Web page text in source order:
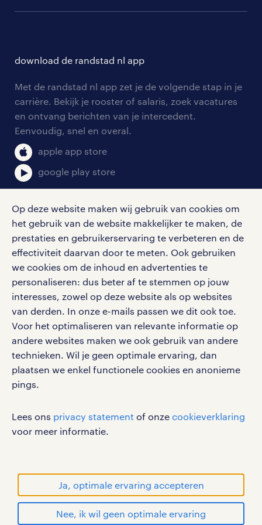
Op deze website maken wij gebruik van cookies om
het gebruik van de website makkelijker te maken, de
prestaties en gebruikerservaring te verbeteren en de
effectiviteit daarvan door te meten. Ook gebruiken
we cookies om de inhoud en advertenties te
personaliseren: dus beter af te stemmen op jouw
interesses, zowel op deze website als op websites
van derden. In onze e-mails passen we dit ook toe.
Voor het optimaliseren van relevante informatie op
andere websites maken we ook gebruik van andere
technieken. Wil je geen optimale ervaring, dan
plaatsen we enkel functionele cookies en anonieme
pings.
Lees ons privacy statement of onze cookieverklaring
voor meer informatie.
Ja, optimale ervaring accepteren
Nee, ik wil geen optimale ervaring
branches
tarieven
personeel gezocht
aanmelden nieuwsbrief
blogs en artikelen
salarischecker
bruto-netto calculator
onze vestigingen
pers
klachten en misstanden
download de randstad nl app
Met de randstad nl app zet je de volgende stap in je
carrière. Bekijk je rooster of salaris, zoek vacatures
en ontvang berichten van je intercedent.
Eenvoudig, snel en overal.
apple app store
google play store
social media
Volg ons voor de leukste content omtrent
vacatures, solliciteren en inspiratie.
werken bij randstad
gebruikersvoorwaarden
privacystatement
cookies
handelsmerken van Randstad N.V.
© Randstad 2026